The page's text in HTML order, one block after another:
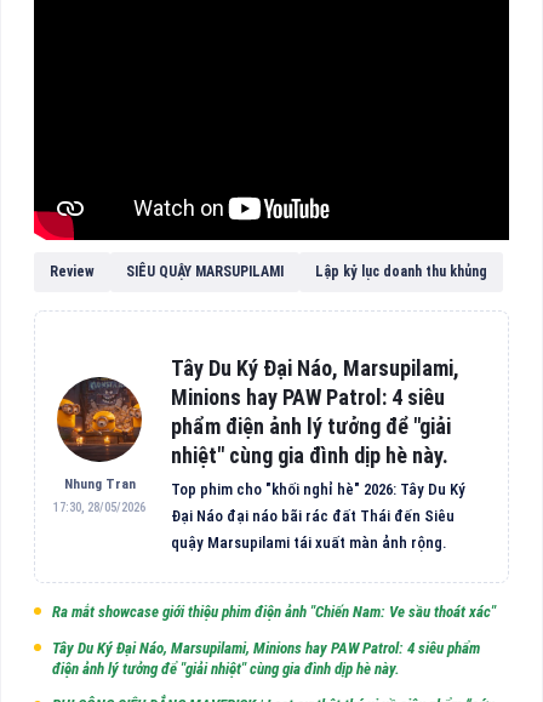
Review SIÊU QUẬY MARSUPILAMI Lập kỷ lục doanh thu khủng
Nhung Tran
17:30, 28/05/2026
Tây Du Ký Đại Náo, Marsupilami,
Minions hay PAW Patrol: 4 siêu
phẩm điện ảnh lý tưởng để "giải
nhiệt" cùng gia đình dịp hè này.
Top phim cho "khối nghỉ hè" 2026: Tây Du Ký
Đại Náo đại náo bãi rác đất Thái đến Siêu
quậy Marsupilami tái xuất màn ảnh rộng.
Ra mắt showcase giới thiệu phim điện ảnh "Chiến Nam: Ve sầu thoát xác"
Tây Du Ký Đại Náo, Marsupilami, Minions hay PAW Patrol: 4 siêu phẩm
điện ảnh lý tưởng để "giải nhiệt" cùng gia đình dịp hè này.